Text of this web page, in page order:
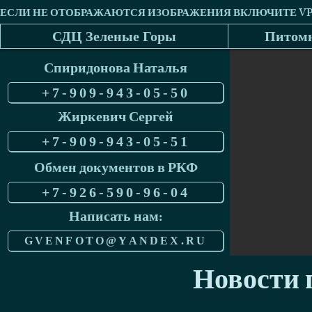
СДЦ Зеленые Горы
Спиридонова Наталья
+7-909-943-05-50
Жиркевич Сергей
+7-909-943-05-51
Обмен документов в РКФ
+7-926-590-96-04
Написать нам:
GVENFOTO@YANDEX.RU
Новости